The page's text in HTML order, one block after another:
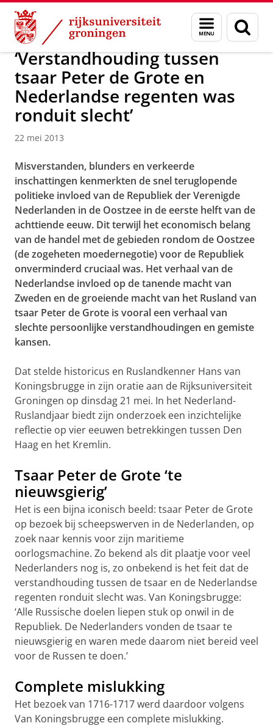
Skip
Content
Skip
Navigation
Menu
en
zoeken
Over ons Actueel Nieuws Nieuwsberichten
‘Verstandhouding tussen
tsaar Peter de Grote en
Nederlandse regenten was
ronduit slecht’
22 mei 2013
Misverstanden, blunders en verkeerde
inschattingen kenmerkten de snel teruglopende
politieke invloed van de Republiek der Verenigde
Nederlanden in de Oostzee in de eerste helft van de
achttiende eeuw. Dit terwijl het economisch belang
van de handel met de gebieden rondom de Oostzee
(de zogeheten moedernegotie) voor de Republiek
onverminderd cruciaal was. Het verhaal van de
Nederlandse invloed op de tanende macht van
Zweden en de groeiende macht van het Rusland van
tsaar Peter de Grote is vooral een verhaal van
slechte persoonlijke verstandhoudingen en gemiste
kansen.
Dat stelde historicus en Ruslandkenner Hans van
Koningsbrugge in zijn oratie aan de Rijksuniversiteit
Groningen op dinsdag 21 mei. In het Nederland-
Ruslandjaar biedt zijn onderzoek een inzichtelijke
reflectie op vier eeuwen betrekkingen tussen Den
Haag en het Kremlin.
Tsaar Peter de Grote ‘te
nieuwsgierig’
Het is een bijna iconisch beeld: tsaar Peter de Grote
op bezoek bij scheepswerven in de Nederlanden, op
zoek naar kennis voor zijn maritieme
oorlogsmachine. Zo bekend als dit plaatje voor veel
Nederlanders nog is, zo onbekend is het feit dat de
verstandhouding tussen de tsaar en de Nederlandse
regenten ronduit slecht was. Van Koningsbrugge:
‘Alle Russische doelen liepen stuk op onwil in de
Republiek. De Nederlanders vonden de tsaar te
nieuwsgierig en waren mede daarom niet bereid veel
voor de Russen te doen.’
Complete mislukking
Het bezoek van 1716-1717 werd daardoor volgens
Van Koningsbrugge een complete mislukking.